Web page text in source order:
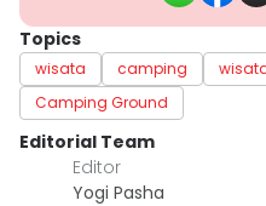
Topics
wisata camping
Camping Ground
Editorial Team
Editor
Yogi Pasha